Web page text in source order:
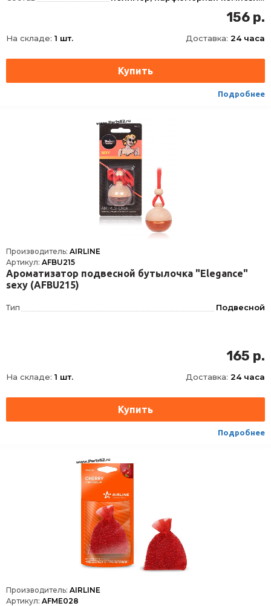
Клубника со сливками
156 р.
На складе: 1 шт. Доставка: 24 часа
Подробнее
Производитель: AIRLINE
Артикул: AFBU215
Ароматизатор подвесной бутылочка "Elegance"
sexy (AFBU215)
Тип Подвесной
165 р.
На складе: 1 шт. Доставка: 24 часа
Подробнее
Производитель: AIRLINE
Артикул: AFME028